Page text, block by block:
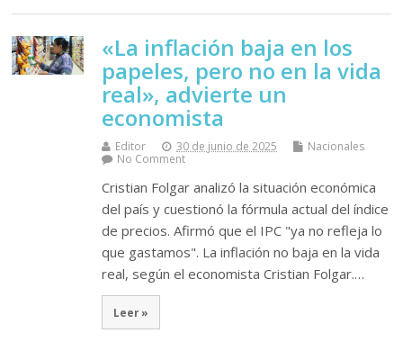
«La inflación baja en los
papeles, pero no en la vida
real», advierte un
economista
Editor 30 de junio de 2025
Nacionales
No Comment
Cristian Folgar analizó la situación económica
del país y cuestionó la fórmula actual del índice
de precios. Afirmó que el IPC "ya no refleja lo
que gastamos". La inflación no baja en la vida
real, según el economista Cristian Folgar.…
Leer »